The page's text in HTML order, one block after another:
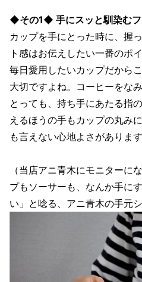
◆その1◆ 手にスッと馴染むフ
カップを手にとった時に、握
ト感はお伝えしたい一番のポ
毎日愛用したいカップだから
大切ですよね。コーヒーをな
とっても、持ち手にあたる指
えるほうの手もカップの丸み
も言えない心地よさがあります
（当店アニ青木にモニターに
プもソーサーも、なんか手に
い」と唸る、アニ青木の手元シ